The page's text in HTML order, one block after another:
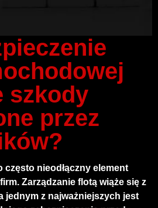
szkody
przez
często nieodłączny element
Zarządzanie flotą wiąże się z
jednym z najważniejszych jest